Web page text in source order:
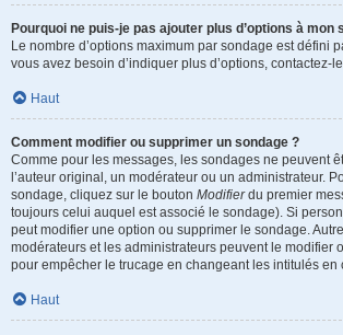
Pourquoi ne puis-je pas ajouter plus d’options à mon
Le nombre d’options maximum par sondage est défini
vous avez besoin d’indiquer plus d’options, contactez-
Haut
Comment modifier ou supprimer un sondage ?
Comme pour les messages, les sondages ne peuvent
l’auteur original, un modérateur ou un administrateur.
sondage, cliquez sur le bouton Modifierdu premier
toujours celui auquel est associé le sondage). Si
peut modifier une option ou supprimer le sondage.
modérateurs et les administrateurs peuvent le modifier
pour empêcher le trucage en changeant les intitulés en
Haut